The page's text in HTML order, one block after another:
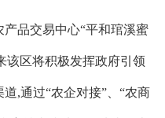
品交易中心“平和琯溪蜜
该区将积极发挥政府引领
,通过“农企对接”、“农商